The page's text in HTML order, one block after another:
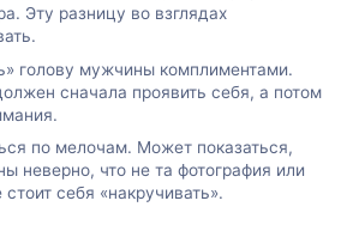
Эту разницу во взглядах
голову мужчины комплиментами.
сначала проявить себя, а потом
по мелочам. Может показаться,
неверно, что не та фотография или
себя «накручивать».